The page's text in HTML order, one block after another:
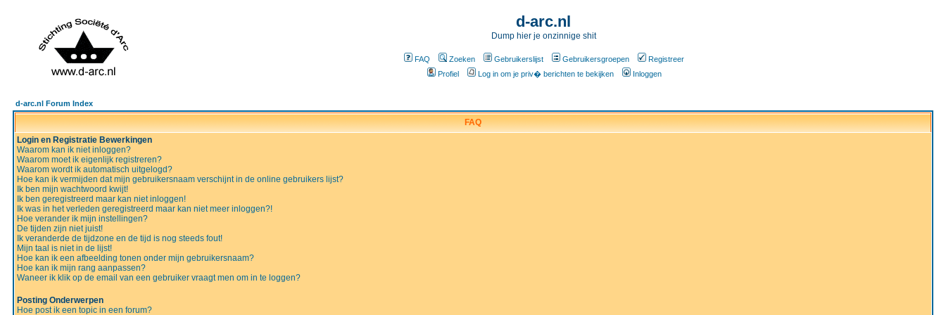
d-arc.nl
Dump hier je onzinnige shit
FAQ Zoeken Gebruikerslijst Gebruikersgroepen
Registreer
Profiel
Log in om je priv� berichten te bekijken Inloggen
d-arc.nl Forum Index
FAQ
Login en Registratie Bewerkingen
Waarom kan ik niet inloggen?
Waarom moet ik eigenlijk registreren?
Waarom wordt ik automatisch uitgelogd?
Hoe kan ik vermijden dat mijn gebruikersnaam verschijnt in de online gebruikers lijst?
Ik ben mijn wachtwoord kwijt!
Ik ben geregistreerd maar kan niet inloggen!
Ik was in het verleden geregistreerd maar kan niet meer inloggen?!
Hoe verander ik mijn instellingen?
De tijden zijn niet juist!
Ik veranderde de tijdzone en de tijd is nog steeds fout!
Mijn taal is niet in de lijst!
Hoe kan ik een afbeelding tonen onder mijn gebruikersnaam?
Hoe kan ik mijn rang aanpassen?
Waneer ik klik op de email van een gebruiker vraagt men om in te loggen?
Posting Onderwerpen
Hoe post ik een topic in een forum?